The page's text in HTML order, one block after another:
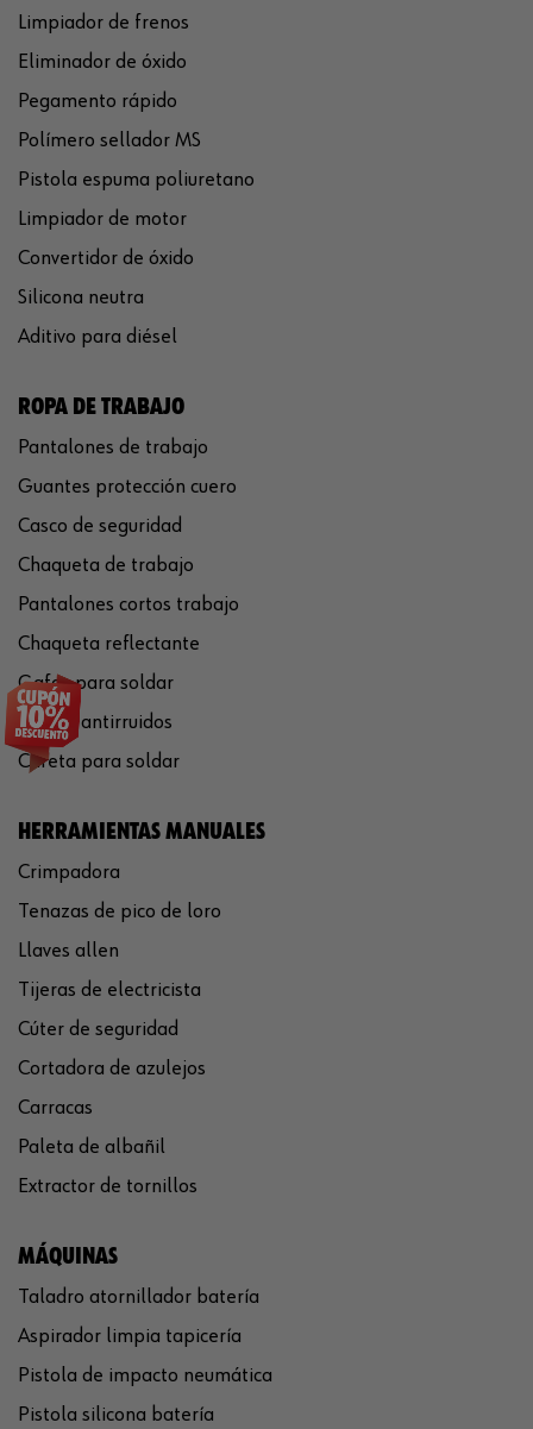
Limpiador de frenos
Eliminador de óxido
Pegamento rápido
Polímero sellador MS
Pistola espuma poliuretano
Limpiador de motor
Convertidor de óxido
Silicona neutra
Aditivo para diésel
ROPA DE TRABAJO
Pantalones de trabajo
Guantes protección cuero
Casco de seguridad
Chaqueta de trabajo
Pantalones cortos trabajo
Chaqueta reflectante
Gafas para soldar
Cascos antirruidos
Careta para soldar
HERRAMIENTAS MANUALES
Crimpadora
Tenazas de pico de loro
Llaves allen
Tijeras de electricista
Cúter de seguridad
Cortadora de azulejos
Carracas
Paleta de albañil
Extractor de tornillos
MÁQUINAS
Taladro atornillador batería
Aspirador limpia tapicería
Pistola de impacto neumática
Pistola silicona batería